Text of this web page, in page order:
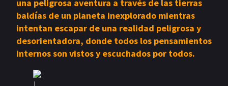
una peligrosa aventura a través de las tierras
baldías de un planeta inexplorado mientras
intentan escapar de una realidad peligrosa y
desorientadora, donde todos los pensamientos
internos son vistos y escuchados por todos.